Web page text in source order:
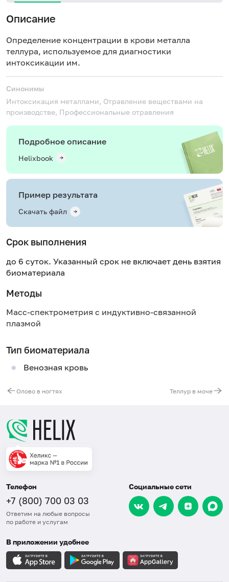
Описание
Определение концентрации в крови металла
теллура, используемое для диагностики
интоксикации им.
Синонимы
Интоксикация металлами, Отравление веществами на
производстве, Профессиональные отравления
Подробное описание
Helixbook
Пример результата
Скачать файл
Срок выполнения
до 6 суток. Указанный срок не включает день взятия
биоматериала
Методы
Масс-спектрометрия с индуктивно-связанной
плазмой
Тип биоматериала
Венозная кровь
Олово в ногтях Теллур в моче
Телефон
+7 (800) 700 03 03
Ответим на любые вопросы
по работе и услугам
Социальные сети
В приложении удобнее